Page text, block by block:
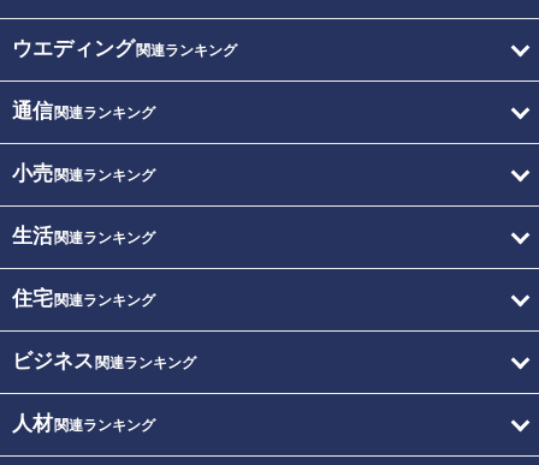
ウエディング関連ランキング
通信関連ランキング
小売関連ランキング
生活関連ランキング
住宅関連ランキング
ビジネス 関連ランキング
人材関連ランキング